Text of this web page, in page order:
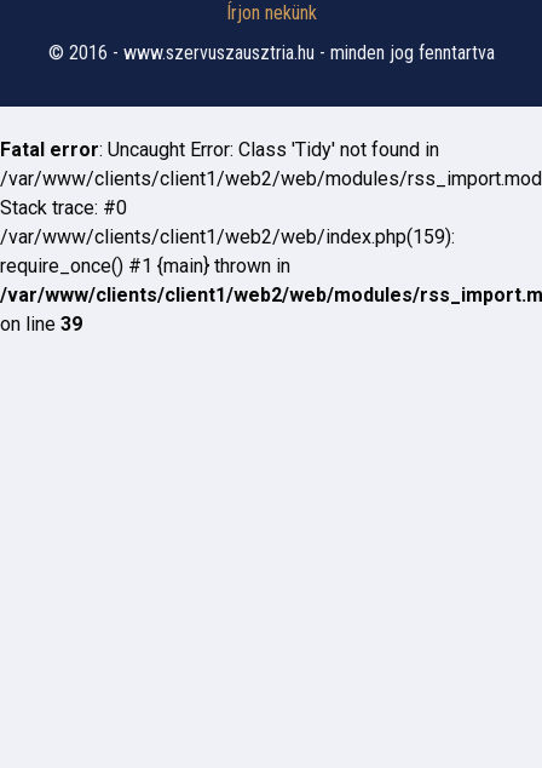
Írjon nekünk
© 2016 - www.szervuszausztria.hu - minden jog fenntartva
Fatal error: Uncaught Error: Class 'Tidy' not found in
/var/www/clients/client1/web2/web/modules/
Stack trace: #0
/var/www/clients/client1/web2/web/index.php(159):
require_once() #1 {main} thrown in
/var/www/clients/client1/web2/web/modules/
on line 39